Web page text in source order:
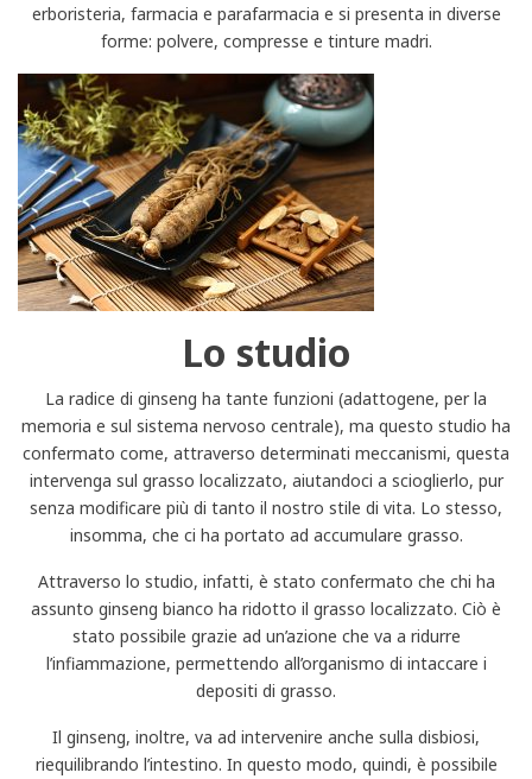
erboristeria, farmacia e parafarmacia e si presenta in diverse
forme: polvere, compresse e tinture madri.
Lo studio
La radice di ginseng ha tante funzioni (adattogene, per la
memoria e sul sistema nervoso centrale), ma questo studio ha
confermato come, attraverso determinati meccanismi, questa
intervenga sul grasso localizzato, aiutandoci a scioglierlo, pur
senza modificare più di tanto il nostro stile di vita. Lo stesso,
insomma, che ci ha portato ad accumulare grasso.
Attraverso lo studio, infatti, è stato confermato che chi ha
assunto ginseng bianco ha ridotto il grasso localizzato. Ciò è
stato possibile grazie ad un’azione che va a ridurre
l’infiammazione, permettendo all’organismo di intaccare i
depositi di grasso.
Il ginseng, inoltre, va ad intervenire anche sulla disbiosi,
riequilibrando l’intestino. In questo modo, quindi, è possibile